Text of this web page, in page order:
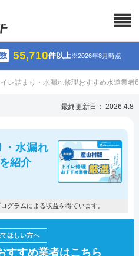
55,710件以上※2026年8月時点
イレ詰まり・水漏れ修理おすすめ水道業
最終更新日： 2026.4.8
・水漏れ
紹介
グラムによる収益を得ています。
すすめ業者はこちら